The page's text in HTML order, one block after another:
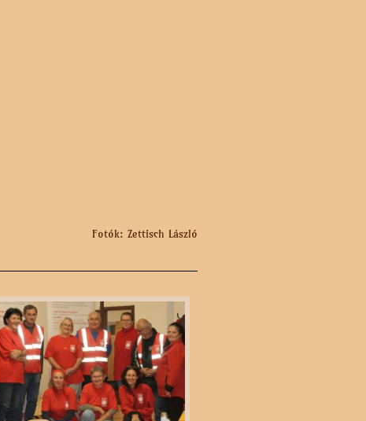
Fotók: Zettisch László